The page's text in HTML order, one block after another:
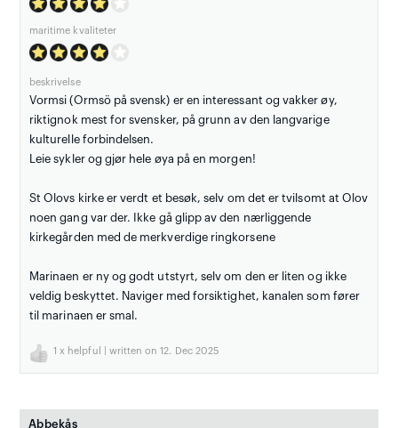
maritime kvaliteter
beskrivelse
Vormsi (Ormsö på svensk) er en interessant og vakker øy,
riktignok mest for svensker, på grunn av den langvarige
kulturelle forbindelsen.
Leie sykler og gjør hele øya på en morgen!
St Olovs kirke er verdt et besøk, selv om det er tvilsomt at Olov
noen gang var der. Ikke gå glipp av den nærliggende
kirkegården med de merkverdige ringkorsene
Marinaen er ny og godt utstyrt, selv om den er liten og ikke
veldig beskyttet. Naviger med forsiktighet, kanalen som fører
til marinaen er smal.
1 x helpful | written on 12. Dec 2025
Abbekås